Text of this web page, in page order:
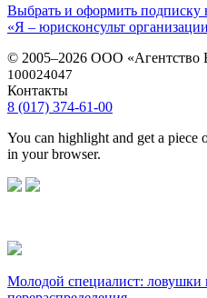
Выбрать и оформить подписку
«Я – юрисконсульт
© 2005–2026 ООО «Агентство
100024047
Контакты
8 (017) 374-61-00
You can highlight and get a
in your browser.
Молодой специалист: ловушки